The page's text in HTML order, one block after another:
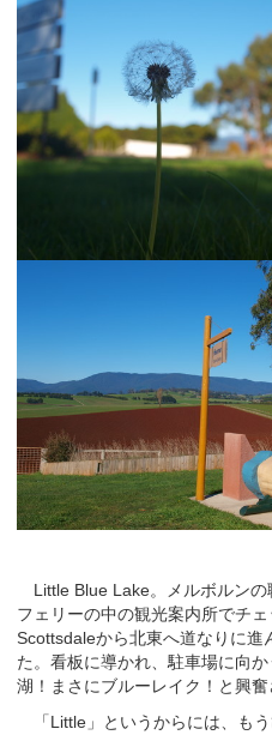
Little Blue Lake。メルボルンの
フェリーの中の観光案内所でチェ
Scottsdaleから北東へ道なりに進
た。看板に導かれ、駐車場に向
湖！まさにブルーレイク！と興奮
「Little」というからには、も